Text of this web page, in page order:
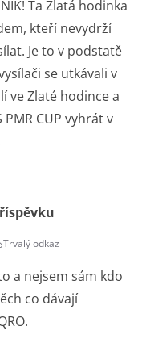
Ta Zlatá hodinka
kteří nevydrží
Je to v podstatě
se utkávali v
ve Zlaté hodince a
CUP vyhrát v
Trvalý odkaz
a nejsem sám kdo
co dávají